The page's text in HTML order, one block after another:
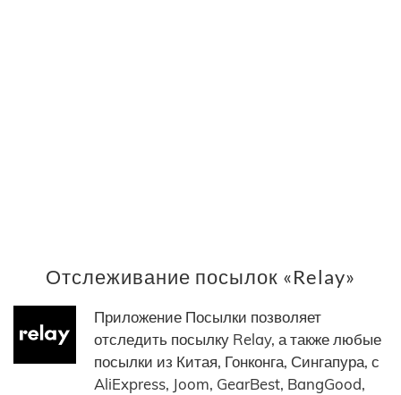
Отслеживание посылок «Relay»
Приложение Посылки позволяет
отследить посылку Relay, а также любые
посылки из Китая, Гонконга, Сингапура, с
AliExpress, Joom, GearBest, BangGood,